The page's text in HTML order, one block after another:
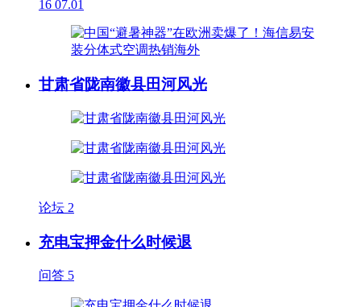
16 07.01
甘肃省陇南徽县田河风光
论坛 2
充电宝押金什么时候退
问答 5